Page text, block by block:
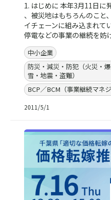
1. はじめに 本年3月11日に
、被災地はもちろんのこと
イチェーンに組み込まれて
停電などの事業の継続を
中小企業
防災・減災・防犯（火災・
雪・地震・盗難）
BCP／BCM（事業継続マネジ
2011/5/1